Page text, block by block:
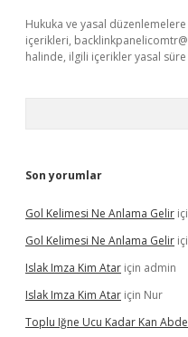
Hukuka ve yasal
içerikleri,
halinde, ilgili içerikler yasal
Son yorumlar
Gol Kelimesi Ne Anlama Gelir
Gol Kelimesi Ne Anlama Gelir
Islak Imza Kim Atar için admin
Islak Imza Kim Atar için Nur
Toplu Iğne Ucu Kadar Kan